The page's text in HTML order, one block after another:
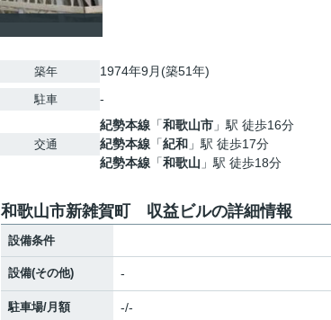
築年 1974年9月(築51年)
駐車 -
交通
紀勢本線 「和歌山市 」駅 徒歩16分
紀勢本線 「紀和 」駅 徒歩17分
紀勢本線 「和歌山 」駅 徒歩18分
和歌山市新雑賀町 収益ビルの詳細情報
設備条件
設備(その他) -
駐車場/月額 -/-